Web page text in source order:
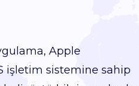
Apple
işletim sistemine sahip